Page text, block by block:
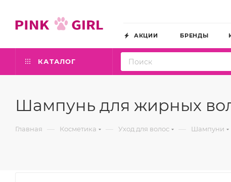
АКЦИИ БРЕНДЫ
КАТАЛОГ
Шампунь для жирных
Главная — Косметика — Уход для волос — Шампуни